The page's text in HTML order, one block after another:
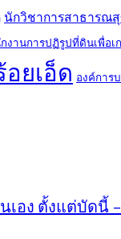
นักวิชาการสาธารณ
งานการปฏิรูปที่ดินเพื่อเ
ยเอ็ด องค์การ
อง ตั้งแต่บัดนี้